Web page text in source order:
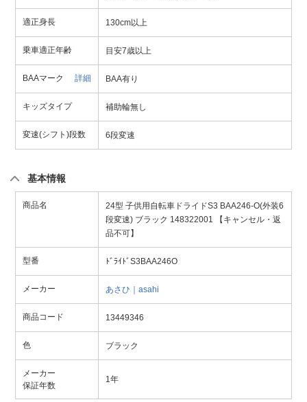
適正身長 130cm以上
乗車適正年齢 目安7歳以上
BAAマーク 詳細 BAA有り
キッズタイプ 補助輪無し
変速(シフト)段数 6段変速
基本情報
商品名
24型 子供用自転車ドライドS3 BAA246-O(外装6
段変速) ブラック 148322001 【キャンセル・返
品不可】
型番 ﾄﾞﾗｲﾄﾞS3BAA246O
メーカー あさひ｜asahi
商品コード 13449346
色 ブラック
メーカー
保証年数
1年